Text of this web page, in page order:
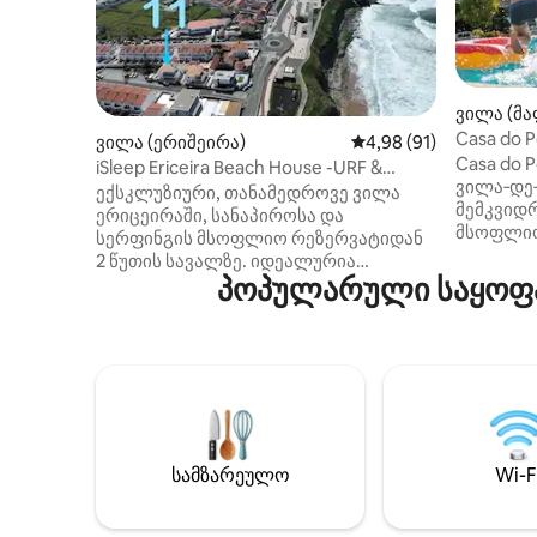
ვილა (ერიშეირა) საშუალო შეფასებაა
4,98 (91)
iSleep Ericeira Beach House -URF &
BEACőRONT-
ექსკლუზიური, თანამედროვე ვილა
ერიცეირაში, სანაპიროსა და
სერფინგის მსოფლიო რეზერვატიდან
2 წუთის სავალზე. იდეალურია
ოჯახებისთვის, სერფერებისთვის,
ციფრული მომთაბარეებისა და
სერფინგის სკოლები, სკეიტპარკი,
სათამაშო მოედანი, სუპერმარკეტი,
რესტორნები და ბარები.
ბავშვებისთვის შესაფერისი. „Airbnb‑ს
ვილა
Casa do
Casa do
რაღაც 10
ადგილი გონივრულად გააკეთეთ
პოპულარული
სამზარეულო Wi-